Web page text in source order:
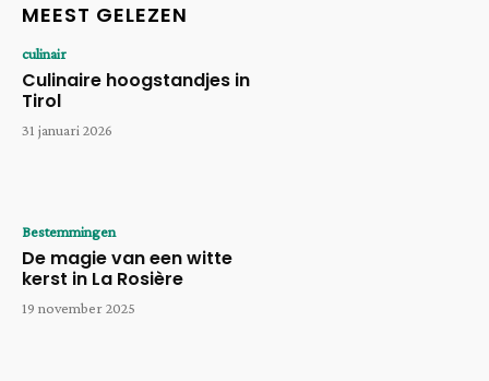
MEEST GELEZEN
culinair
Culinaire hoogstandjes in
Tirol
31 januari 2026
Bestemmingen
De magie van een witte
kerst in La Rosière
19 november 2025